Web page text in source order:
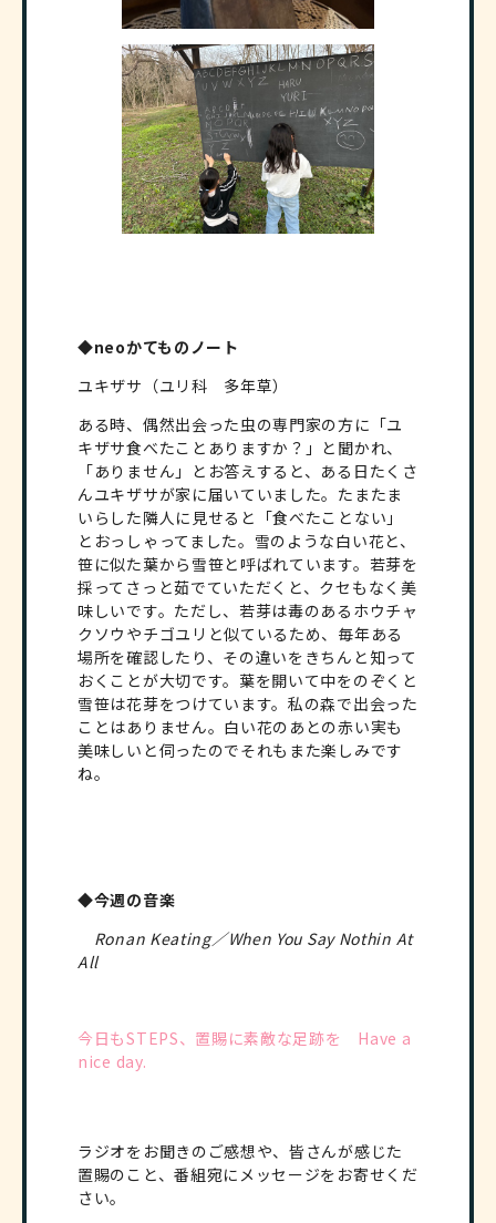
◆neoかてものノート
ユキザサ（ユリ科 多年草）
ある時、偶然出会った虫の専門家の方に「ユ
キザサ食べたことありますか？」と聞かれ、
「ありません」とお答えすると、ある日たくさ
んユキザサが家に届いていました。たまたま
いらした隣人に見せると「食べたことない」
とおっしゃってました。雪のような白い花と、
笹に似た葉から雪笹と呼ばれています。若芽を
採ってさっと茹でていただくと、クセもなく美
味しいです。ただし、若芽は毒のあるホウチャ
クソウやチゴユリと似ているため、毎年ある
場所を確認したり、その違いをきちんと知って
おくことが大切です。葉を開いて中をのぞくと
雪笹は花芽をつけています。私の森で出会った
ことはありません。白い花のあとの赤い実も
美味しいと伺ったのでそれもまた楽しみです
ね。
◆今週の音楽
Ronan Keating／When You Say Nothin At
All
今日もSTEPS、置賜に素敵な足跡を Have a
nice day.
ラジオをお聞きのご感想や、皆さんが感じた
置賜のこと、番組宛にメッセージをお寄せくだ
さい。